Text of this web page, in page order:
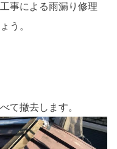
事による雨漏り修理
う。
て撤去します。